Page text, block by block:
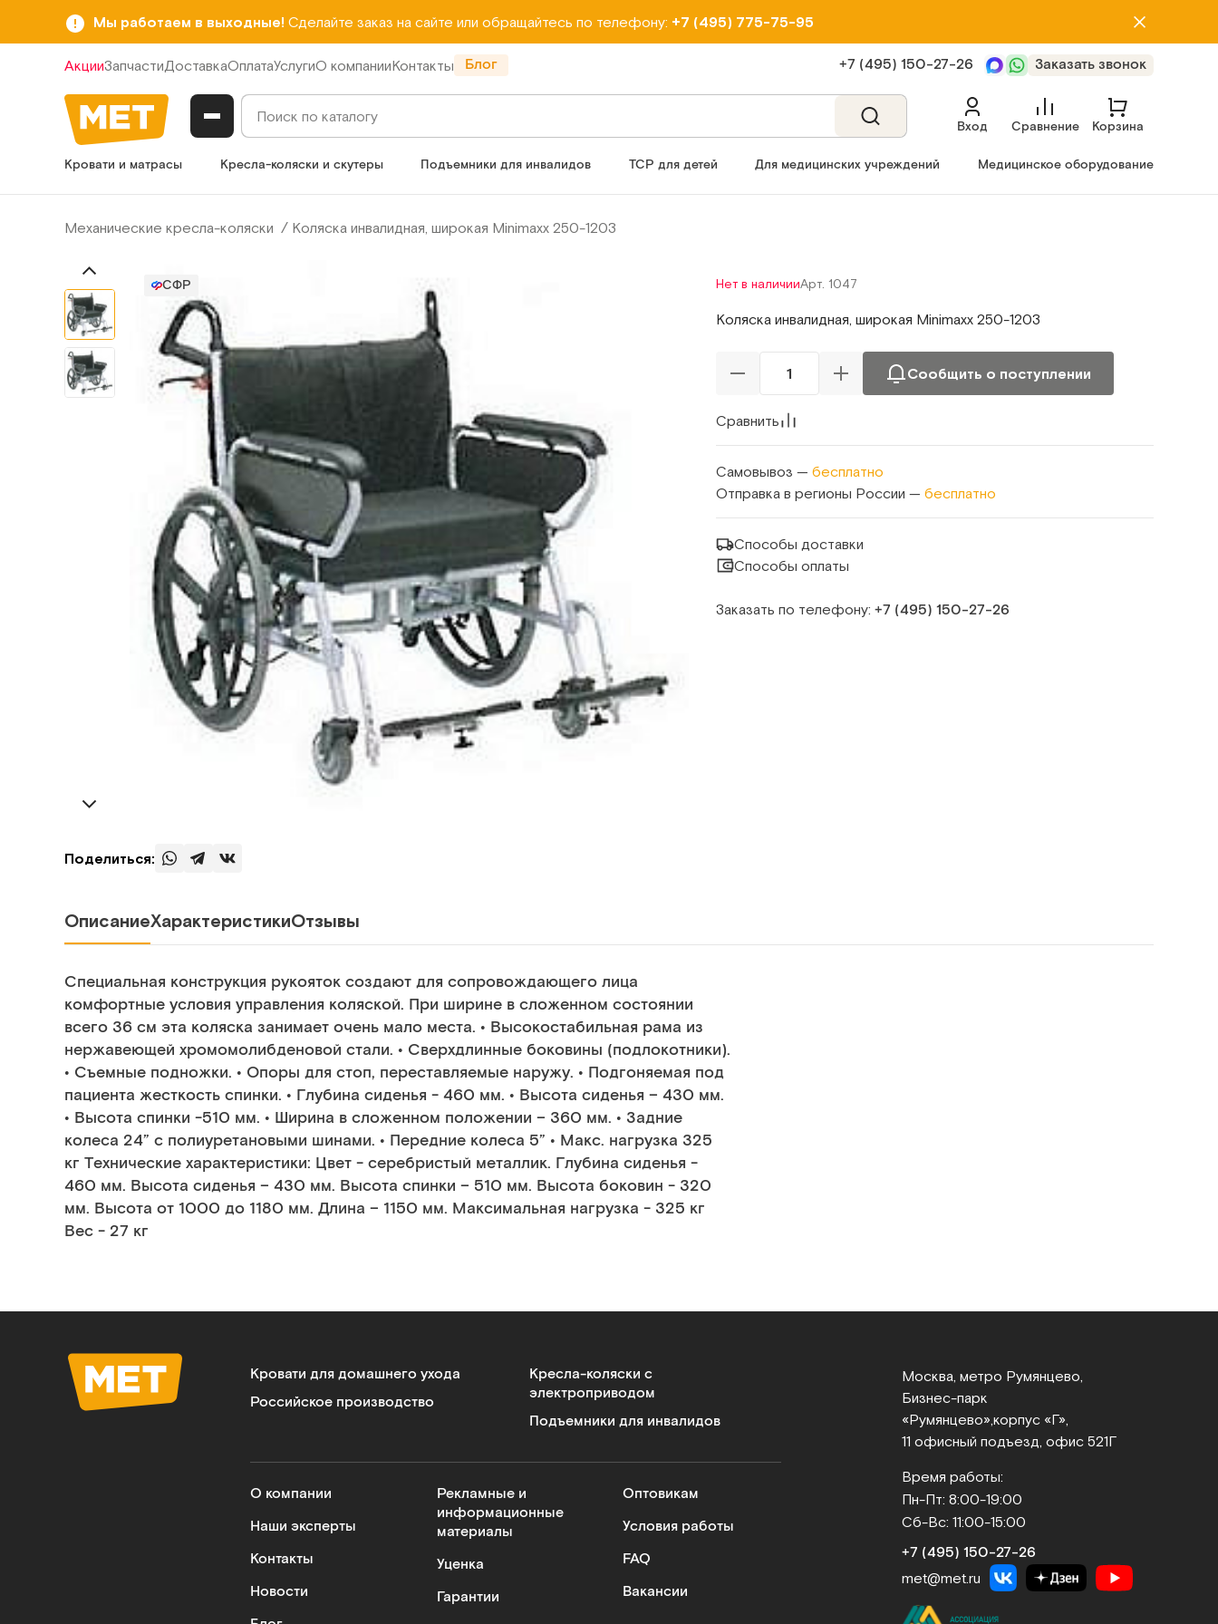
Мы работаем в выходные! Сделайте заказ на сайте или обращайтесь по телефону: +7 (495) 775-75-95
АкцииЗапчастиДоставкаОплатаУслугиО компанииКонтакты Блог +7 (495) 150‑27‑26 Заказать звонок
Вход Сравнение Корзина
Кровати и матрасы Кресла-коляски и скутеры Подъемники для инвалидов ТСР для детей Для медицинских учреждений Медицинское оборудование
Механические кресла-коляски Коляска инвалидная, широкая Minimaxx 250-1203
СФР
Поделиться:
Нет в наличииАрт. 1047
Коляска инвалидная, широкая Minimaxx 250-1203
Сообщить о поступлении
Сравнить
Самовывоз — бесплатно
Отправка в регионы России — бесплатно
Способы доставки
Способы оплаты
Заказать по телефону: +7 (495) 150‑27‑26
ОписаниеХарактеристикиОтзывы
Специальная конструкция рукояток создают для сопровождающего лица
комфортные условия управления коляской. При ширине в сложенном состоянии
всего 36 см эта коляска занимает очень мало места. • Высокостабильная рама из
нержавеющей хромомолибденовой стали. • Сверхдлинные боковины (подлокотники).
• Съемные подножки. • Опоры для стоп, переставляемые наружу. • Подгоняемая под
пациента жесткость спинки. • Глубина сиденья - 460 мм. • Высота сиденья – 430 мм.
• Высота спинки -510 мм. • Ширина в сложенном положении – 360 мм. • Задние
колеса 24” c полиуретановыми шинами. • Передние колеса 5” • Макс. нагрузка 325
кг Технические характеристики: Цвет - серебристый металлик. Глубина сиденья -
460 мм. Высота сиденья – 430 мм. Высота спинки – 510 мм. Высота боковин - 320
мм. Высота от 1000 до 1180 мм. Длина – 1150 мм. Максимальная нагрузка - 325 кг
Вес - 27 кг
Кровати для домашнего ухода
Российское производство
Кресла-коляски с
электроприводом
Подъемники для инвалидов
О компании
Наши эксперты
Контакты
Новости
Рекламные и
информационные
материалы
Уценка
Гарантии
Оптовикам
Условия работы
FAQ
Вакансии
Москва, метро Румянцево,
Бизнес‑парк
«Румянцево», корпус «Г»,
11 офисный подъезд, офис 521Г
Время работы:
Пн-Пт: 8:00-19:00
Сб-Вс: 11:00-15:00
+7 (495) 150‑27‑26
met@met.ru